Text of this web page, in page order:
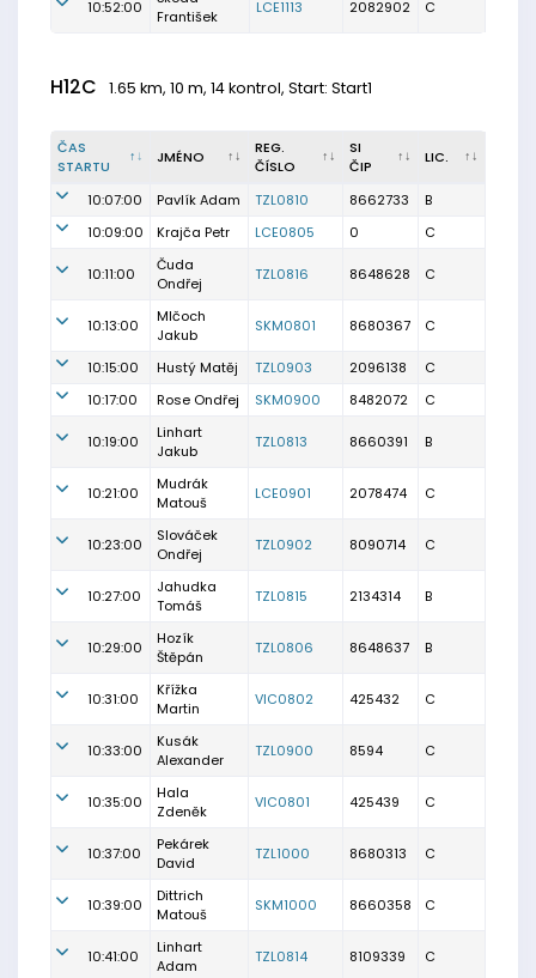
10:52:00
František
LCE1113 2082902 C
H12C 1.65 km, 10 m, 14 kontrol, Start: Start1
ČAS
STARTU
JMÉNO
REG.
ČÍSLO
SI
ČIP
LIC.
10:07:00 Pavlík Adam TZL0810 8662733
B
10:09:00
Krajča Petr LCE0805 0 C
10:11:00
Čuda
Ondřej
TZL0816 8648628 C
10:13:00
Mlčoch
Jakub
SKM0801 8680367 C
10:15:00 Hustý Matěj TZL0903 2096138
C
10:17:00
Rose Ondřej SKM0900 8482072 C
10:19:00
Linhart
Jakub
TZL0813 8660391 B
10:21:00
Mudrák
Matouš
LCE0901 2078474 C
10:23:00
Slováček
Ondřej
TZL0902 8090714 C
10:27:00
Jahudka
Tomáš
TZL0815 2134314 B
10:29:00
Hozík
Štěpán
TZL0806 8648637 B
10:31:00
Křížka
Martin
VIC0802 425432 C
10:33:00
Kusák
Alexander
TZL0900 8594 C
10:35:00
Hala
Zdeněk
VIC0801 425439 C
10:37:00
Pekárek
David
TZL1000 8680313 C
10:39:00
Dittrich
Matouš
SKM1000 8660358 C
10:41:00
Linhart
Adam
TZL0814 8109339 C